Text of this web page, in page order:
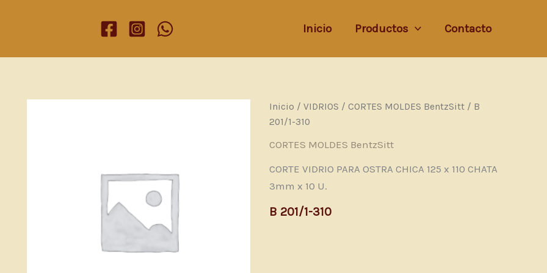
Inicio Productos Contacto
Inicio /VIDRIOS / CORTES MOLDES BentzSitt / B
201/1-310
CORTES MOLDES BentzSitt
CORTE VIDRIO PARA OSTRA CHICA 125 x 110 CHATA
3mm x 10 U.
B 201/1-310